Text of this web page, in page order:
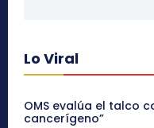
Lo Viral
OMS evalúa el talco
cancerígeno”